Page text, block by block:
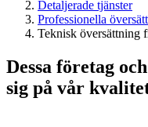
Detaljerade tjänster
Professionella
Teknisk översättning
Dessa företag
sig på vår